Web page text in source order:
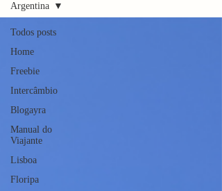
Todos posts
Home
Freebie
Intercâmbio
Blogayra
Manual do
Viajante
Lisboa
Floripa
Argentina